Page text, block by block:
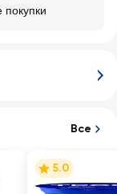
покупки
Все
5.0